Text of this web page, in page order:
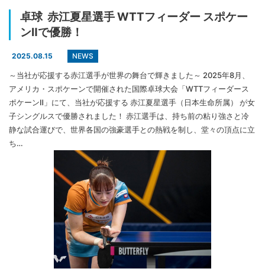
卓球 赤江夏星選手 WTTフィーダー スポケー
ンⅡで優勝！
2025.08.15 NEWS
～当社が応援する赤江選手が世界の舞台で輝きました～ 2025年8月、
アメリカ・スポケーンで開催された国際卓球大会「WTTフィーダース
ポケーンⅡ」にて、当社が応援する 赤江夏星選手（日本生命所属） が女
子シングルスで優勝されました！ 赤江選手は、持ち前の粘り強さと冷
静な試合運びで、世界各国の強豪選手との熱戦を制し、堂々の頂点に立
ち…